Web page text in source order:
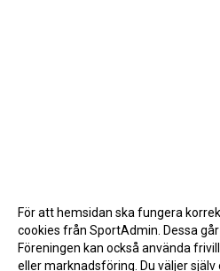
För att hemsidan ska fungera
cookies från SportAdmin. Dessa
Föreningen kan också använda
eller marknadsföring. Du väljer själv